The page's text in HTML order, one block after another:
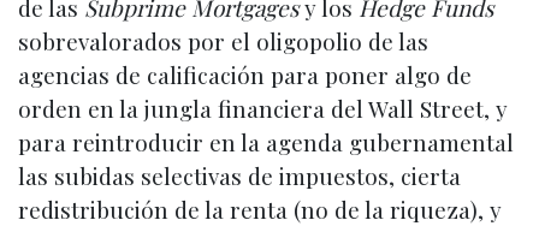
de las Subprime Mortgagesy los Hedge Funds
sobrevalorados por el oligopolio de las
agencias de calificación para poner algo de
orden en la jungla financiera del Wall Street, y
para reintroducir en la agenda gubernamental
las subidas selectivas de impuestos, cierta
redistribución de la renta (no de la riqueza), y